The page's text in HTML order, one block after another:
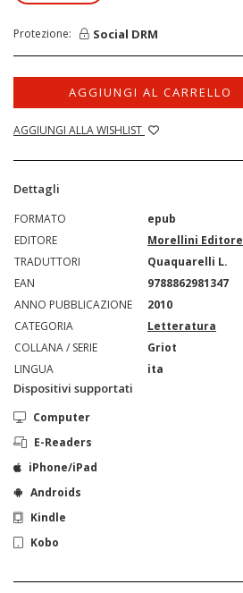
Protezione: Social DRM
AGGIUNGI AL CARRELLO
AGGIUNGI ALLA WISHLIST
Dettagli
FORMATO
epub
EDITORE
Morellini Editore
TRADUTTORI
Quaquarelli L.
EAN
9788862981347
ANNO PUBBLICAZIONE
2010
CATEGORIA
Letteratura
COLLANA / SERIE
Griot
LINGUA
ita
Dispositivi supportati
Computer
E-Readers
iPhone/iPad
Androids
Kindle
Kobo